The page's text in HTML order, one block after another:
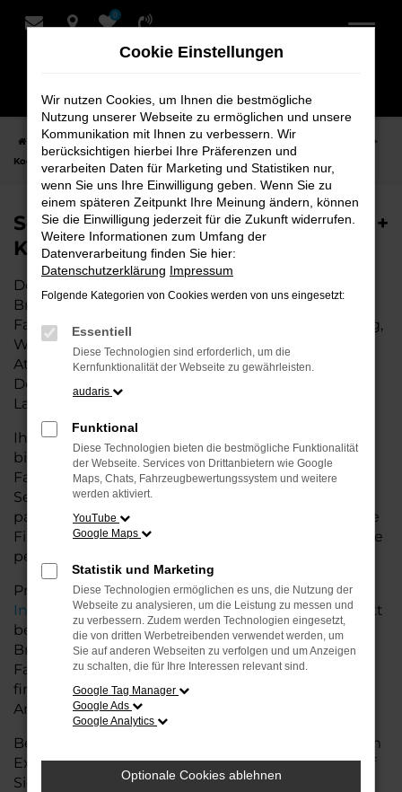
Zum
0
Startseite Bremervörde Seat
Seat Ateca Fahrzeuge bei Schmidt +
Koch für Bremervörde
Seat Ateca Fahrzeuge bei Schmidt +
Koch für Bremervörde
Der Seat Ateca ist die perfekte Wahl für alle in
Bremervörde, die ein zuverlässiges und modernes
Fahrzeug suchen. Ob für den täglichen Arbeitsweg,
Wochenendausflüge oder lange Reisen, der Seat
Ateca bietet Komfort, Effizienz und modernes
Design, das sowohl in der Stadt als auch auf dem
Land glänzt.
Ihr Seat Autohaus in der Nähe von Bremervörde
bietet Ihnen neben einer breiten Auswahl an Seat
Fahrzeugen auch umfassende Beratung und
Service. Wir unterstützen Sie bei der Auswahl des
passenden Modells und bieten maßgeschneiderte
Finanzierungslösungen sowie Leasingoptionen, die
perfekt zu Ihrem Budget und Bedarf passen.
Profitieren Sie von zusätzlichen Services wie
Inzahlungnahme,Wartung und Reparaturendirekt
bei Ihrem Seat Autohaus in der Nähe von
Bremervörde. Mit unserer großen Auswahl an
Fahrzeugen und der professionellen Beratung
finden Sie bei uns das Fahrzeug, das Ihre
Ansprüche erfüllt.
Besuchen Sie uns und lassen Sie sich von unserem
Expertenteam beraten – der Seat Ateca wartet auf
Sie!
Cookie Einstellungen
Wir nutzen Cookies, um Ihnen die bestmögliche
Nutzung unserer Webseite zu ermöglichen und unsere
Kommunikation mit Ihnen zu verbessern. Wir
berücksichtigen hierbei Ihre Präferenzen und
verarbeiten Daten für Marketing und Statistiken nur,
wenn Sie uns Ihre Einwilligung geben. Wenn Sie zu
einem späteren Zeitpunkt Ihre Meinung ändern, können
Sie die Einwilligung jederzeit für die Zukunft widerrufen.
Weitere Informationen zum Umfang der
Datenverarbeitung finden Sie hier:
Datenschutzerklärung Impressum
Folgende Kategorien von Cookies werden von uns eingesetzt:
Essentiell
Diese Technologien sind erforderlich, um die
Kernfunktionalität der Webseite zu gewährleisten.
audaris
Funktional
Diese Technologien bieten die bestmögliche Funktionalität
der Webseite. Services von Drittanbietern wie Google
Maps, Chats, Fahrzeugbewertungssystem und weitere
werden aktiviert.
YouTube
Google Maps
Statistik und Marketing
Diese Technologien ermöglichen es uns, die Nutzung der
Webseite zu analysieren, um die Leistung zu messen und
zu verbessern. Zudem werden Technologien eingesetzt,
die von dritten Werbetreibenden verwendet werden, um
Sie auf anderen Webseiten zu verfolgen und um Anzeigen
zu schalten, die für Ihre Interessen relevant sind.
Google Tag Manager
Google Ads
Google Analytics
Optionale Cookies ablehnen